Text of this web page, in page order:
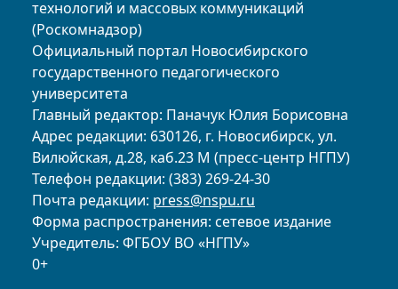
технологий и массовых коммуникаций
(Роскомнадзор)
Официальный портал Новосибирского
государственного педагогического
университета
Главный редактор: Паначук Юлия Борисовна
Адрес редакции: 630126, г. Новосибирск, ул.
Вилюйская, д.28, каб.23 М (пресс-центр НГПУ)
Телефон редакции: (383) 269-24-30
Почта редакции: press@nspu.ru
Форма распространения: сетевое издание
Учредитель: ФГБОУ ВО «НГПУ»
0+